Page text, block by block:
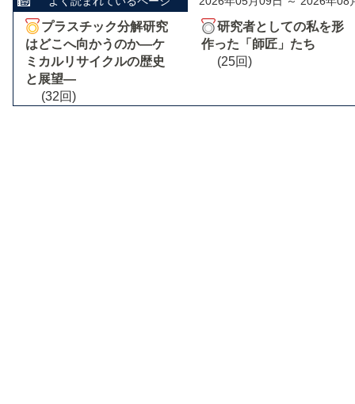
プラスチック分解研究
はどこへ向かうのか―ケ
ミカルリサイクルの歴史
と展望―
(32回)
研究者としての私を形
作った「師匠」たち
(25回)